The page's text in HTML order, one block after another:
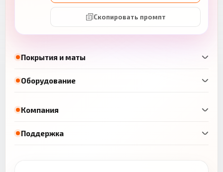
Покрытия и маты
Оборудование
Скопировать промпт
Компания
Поддержка